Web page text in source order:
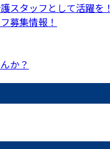
スタッフとして活躍を！
募集情報！
か？